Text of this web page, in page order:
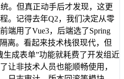
。但真正动手后才发现，这更
。记得去年Q2，我们决定从零
端用了Vue3，后端选了Spring
离。看起来技术栈很现代，但
生成表单”功能就耗费了开发组近
让非技术人员也能顺畅使用，